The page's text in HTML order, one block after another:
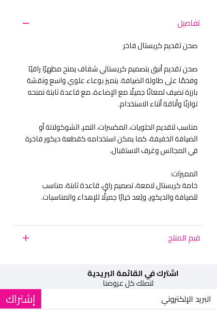
تفاصيل
صحن تقديم كريستال فاخر
صحن تقديم أنيق بتصميم كريستالي شفاف يمنح مظهرًا راقيًا
وفخمًا على طاولة الضيافة. يتميز بوعاء علوي واسع ونقشة
بارزة تضيف لمعانًا جميلًا مع الإضاءة، مع قاعدة ثابتة تمنحه
توازنًا وأناقة أثناء الاستخدام.
مناسب لتقديم الحلويات، المكسرات، التمر، الشوكولاتة أو
الضيافة الخفيفة، كما يمكن استخدامه كقطعة ديكور فاخرة
في المجالس وغرف الاستقبال.
المميزات:
خامة كريستال لامعة، تصميم راقٍ، قاعدة ثابتة، مناسب
للضيافة والديكور، ويُعد خيارًا جميلًا للإهداء والمناسبات.
قيم المنتج
اشترك في القائمة البريدية
لتصلك كل عروضنا
إشتراك